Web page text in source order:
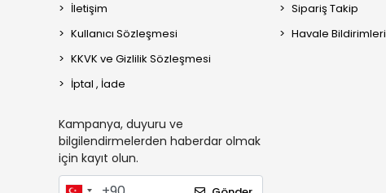
İletişim
Kullanıcı Sözleşmesi
KKVK ve Gizlilik Sözleşmesi
İptal , İade
Kampanya, duyuru ve
bilgilendirmelerden haberdar olmak
için kayıt olun.
Sipariş Takip
Havale Bildirimleri